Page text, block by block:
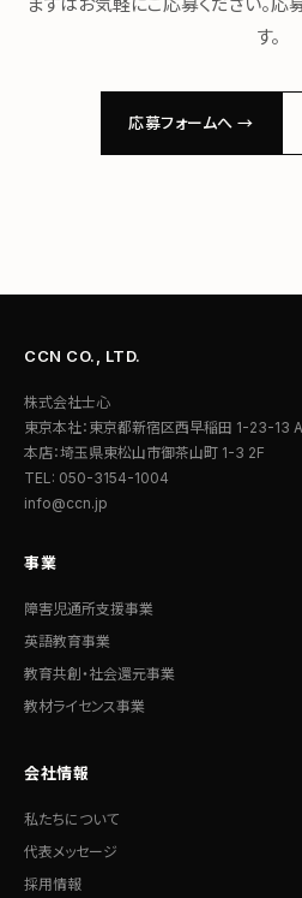
す。
応募フォームへ →
CCN CO., LTD.
株式会社士心
東京本社：東京都新宿区西早稲田 1-23-13
本店：埼玉県東松山市御茶山町 1-3 2F
TEL: 050-3154-1004
info@ccn.jp
事業
障害児通所支援事業
英語教育事業
教育共創・社会還元事業
教材ライセンス事業
会社情報
私たちについて
代表メッセージ
採用情報